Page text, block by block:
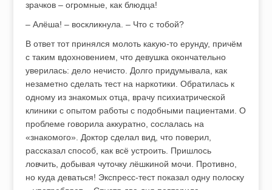
зрачков – огромные, как блюдца!
– Алёша! – воскликнула. – Что с тобой?
В ответ тот принялся молоть какую-то ерунду, причём
с таким вдохновением, что девушка окончательно
уверилась: дело нечисто. Долго придумывала, как
незаметно сделать тест на наркотики. Обратилась к
одному из знакомых отца, врачу психиатрической
клиники с опытом работы с подобными пациентами. О
проблеме говорила аккуратно, сослалась на
«знакомого». Доктор сделал вид, что поверил,
рассказал способ, как всё устроить. Пришлось
ловчить, добывая чуточку лёшкиной мочи. Противно,
но куда деваться! Экспресс-тест показал одну полоску